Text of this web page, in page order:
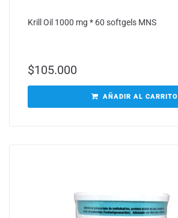
Krill Oil 1000 mg * 60 softgels MNS
$105.000
AÑADIR AL CARRITO